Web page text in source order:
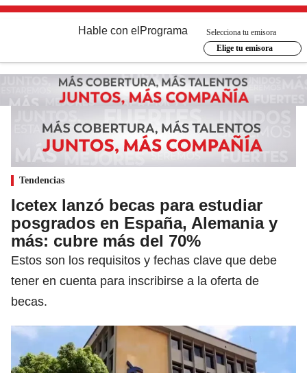
Hable con el Programa
Selecciona tu emisora
Elige tu emisora
Tendencias
Icetex lanzó becas para estudiar
posgrados en España, Alemania y
más: cubre más del 70%
Estos son los requisitos y fechas clave que debe
tener en cuenta para inscribirse a la oferta de
becas.